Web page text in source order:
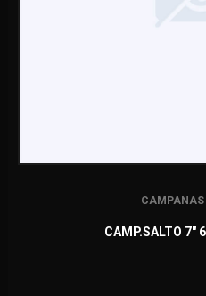
CAMPANAS
CAMP.SALTO 7"